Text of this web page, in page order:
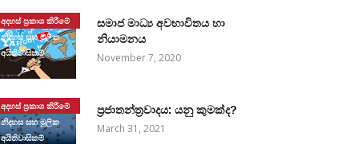
අදහස් ප්‍රකාශ කිරීමේ
නිදහස සහ මූලික
අයිතිවාසිකම්
සමාජ මාධ්‍ය අවභාවිතය හා
නියාමනය
November 7, 2020
අදහස් ප්‍රකාශ කිරීමේ
නිදහස සහ මූලික
අයිතිවාසිකම්
ප්‍රජාතන්ත්‍රවාදය: යනු කුමක්ද?
March 31, 2021